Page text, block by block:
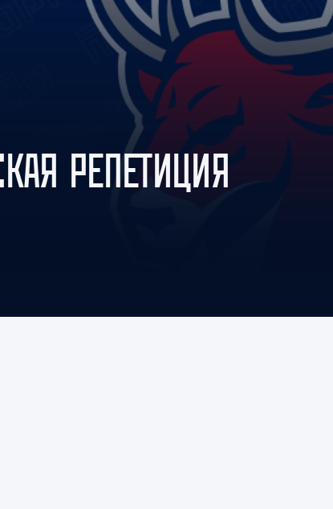
Амур
Барыс
Салават Юлаев
Сибирь
РЕПЕТИЦИЯ